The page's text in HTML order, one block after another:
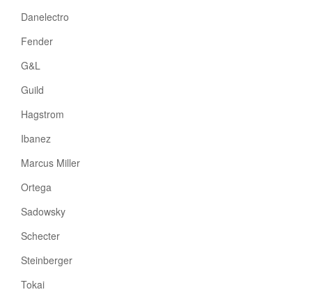
Danelectro
Fender
G&L
Guild
Hagstrom
Ibanez
Marcus Miller
Ortega
Sadowsky
Schecter
Steinberger
Tokai